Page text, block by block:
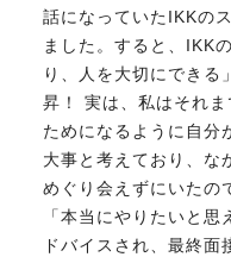
話になっていたIKKの
ました。すると、IKK
り、人を大切にできる
昇！ 実は、私はそれ
ためになるように自分
大事と考えており、な
めぐり会えずにいたの
「本当にやりたいと
ドバイスされ、最終面